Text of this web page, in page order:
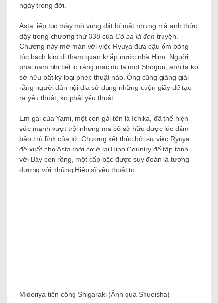
ngày trong đời.
Asta tiếp tục mày mò vùng đất bí mật nhưng mà anh thức
dậy trong chương thứ 338 của Cỏ ba lá đen truyện.
Chương này mở màn với việc Ryuya đưa cậu ốm bỏng
tóc bạch kim đi tham quan khắp nước nhà Hino. Người
phái nam nhi tiết lộ rằng mặc dù là một Shogun, anh ta ko
sở hữu bất kỳ loại phép thuật nào. Ông cũng giảng giải
rằng người dân nội địa sử dụng những cuộn giấy để tạo
ra yêu thuật, ko phải yêu thuật.
Em gái của Yami, một con gái tên là Ichika, đã thể hiện
sức mạnh vượt trội nhưng mà cô sở hữu được lúc đảm
bảo thủ lĩnh của tớ. Chương kết thúc bởi sự việc Ryuya
đề xuất cho Asta thời cơ ở lại Hino Country để tập tành
với Bảy con rồng, một cấp bậc được suy đoán là tương
đương với những Hiệp sĩ yêu thuật to.
Midoriya tiến công Shigaraki (Ảnh qua Shueisha)